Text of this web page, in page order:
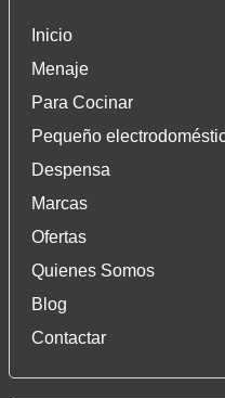
Inicio
Menaje
Para Cocinar
Pequeño
Despensa
Marcas
Ofertas
Quienes Somos
Blog
Contactar